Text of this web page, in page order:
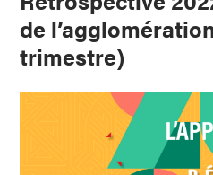
de
trimestre)